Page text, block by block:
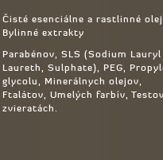
Čisté esenciálne a rastlinné
Bylinné extrakty
Parabénov, SLS (Sodium
Laureth, Sulphate), PEG,
glycolu, Minerálnych olejov,
Ftalátov, Umelých farbív,
zvieratách.